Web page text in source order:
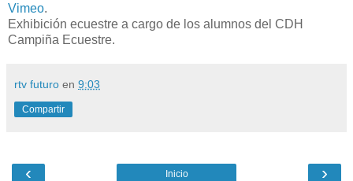
Vimeo.
Exhibición ecuestre a cargo de los alumnos del CDH
Campiña Ecuestre.
rtv futuro en 9:03
Compartir
‹ ›
Inicio